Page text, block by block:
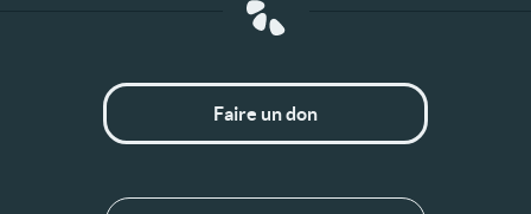
Faire un don